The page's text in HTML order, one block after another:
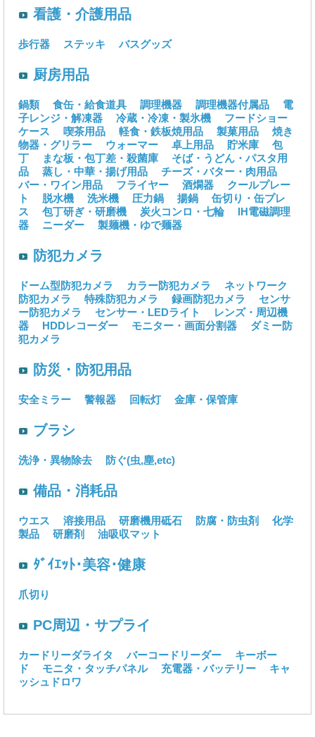
看護・介護用品
歩行器 ステッキ バスグッズ
厨房用品
鍋類 食缶・給食道具 調理機器 調理機器付属品
電
子レンジ・解凍器
冷蔵・冷凍・製氷機
フードショー
ケース
喫茶用品 軽食・鉄板焼用品 製菓用品
焼き
物器・グリラー
ウォーマー 卓上用品 貯米庫
包
丁
まな板・包丁差・殺菌庫
そば・うどん・パスタ用
品
蒸し・中華・揚げ用品
チーズ・バター・肉用品
バー・ワイン用品
フライヤー 酒燗器
クールプレー
ト
脱水機 洗米機 圧力鍋 揚鍋
缶切り・缶プレ
ス
包丁研ぎ・研磨機 炭火コンロ・七輪
IH電磁調理
器
ニーダー 製麺機・ゆで麺器
防犯カメラ
ドーム型防犯カメラ カラー防犯カメラ
ネットワーク
防犯カメラ
特殊防犯カメラ 録画防犯カメラ
センサ
ー防犯カメラ
センサー・LEDライト
レンズ・周辺機
器
HDDレコーダー モニター・画面分割器
ダミー防
犯カメラ
防災・防犯用品
安全ミラー 警報器 回転灯 金庫・保管庫
ブラシ
洗浄・異物除去 防ぐ(虫,塵,etc)
備品・消耗品
ウエス 溶接用品 研磨機用砥石 防腐・防虫剤
化学
製品
研磨剤 油吸収マット
ﾀﾞｲｴｯﾄ･美容･健康
爪切り
PC周辺・サプライ
カードリーダライタ バーコードリーダー
キーボー
ド
モニタ・タッチパネル 充電器・バッテリー
キャ
ッシュドロワ